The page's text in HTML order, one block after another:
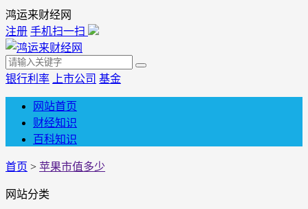
鸿运来财经网
注册 手机扫一扫
银行利率 上市公司 基金
网站首页
财经知识
百科知识
首页 > 苹果市值多少
网站分类